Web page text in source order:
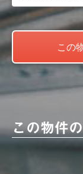
この物件